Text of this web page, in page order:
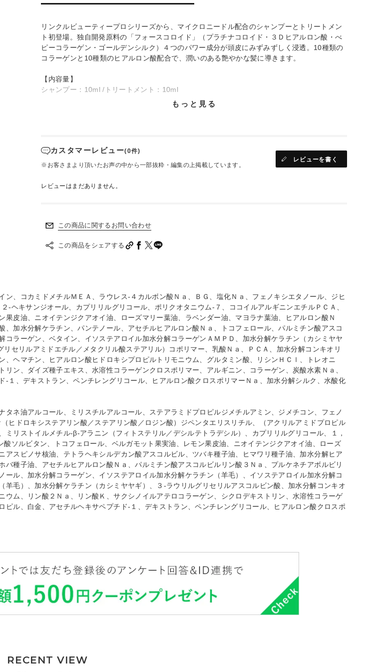
リンクルビューティープロシリーズから、マイクロニードル配合のシャンプーとトリートメン
ト初登場。独自開発原料の「フォースコロイド」（プラチナコロイド・３Ｄヒアルロン酸・べ
ピーコラーゲン・ゴールデンシルク）４つのパワー成分が頭皮にみずみずしく浸透。10種類の
コラーゲンと10種類のヒアルロン酸配合で、潤いのある艶やかな髪に導きます。
【内容量】
シャンプー：10ml /トリートメント：10ml
もっと見る
カスタマーレビュー(0件)
※お客さまより頂いたお声の中から一部抜粋・編集の上掲載しています。
レビューを書く
レビューはまだありません。
この商品に関するお問い合わせ
この商品をシェアする
、コカミドメチルＭＥＡ、ラウレス‐４カルボン酸Ｎａ、ＢＧ、塩化Ｎａ、フェノキシエタノール、ジヒ
‐ヘキサンジオール、カプリリルグリコール、ポリクオタニウム‐７、ココイルアルギニンエチルＰＣＡ、
皮油、ニオイテンジクアオイ油、ローズマリー葉油、ラベンダー油、マヨラナ葉油、ヒアルロン酸Ｎ
加水分解ケラチン、パンテノール、アセチルヒアルロン酸Ｎａ、トコフェロール、パルミチン酸アスコ
ラーゲン、ベタイン、イソステアロイル加水分解コラーゲンＡＭＰＤ、加水分解ケラチン（カシミヤヤ
セリルアミドエチル／メタクリル酸ステアリル）コポリマー、乳酸Ｎａ、ＰＣＡ、加水分解コンキオリ
ヘマチン、ヒアルロン酸ヒドロキシプロピルトリモニウム、グルタミン酸、リシンＨＣｌ、トレオニ
ン、ダイズ種子エキス、水溶性コラーゲンクロスポリマー、アルギニン、コラーゲン、炭酸水素Ｎａ、
１、デキストラン、ペンチレングリコール、ヒアルロン酸クロスポリマーＮａ、加水分解シルク、水酸化
ネ油アルコール、ミリスチルアルコール、ステアラミドプロピルジメチルアミン、ジメチコン、フェノ
ヒドロキシステアリン酸／ステアリン酸／ロジン酸）ジペンタエリスリチル、（アクリルアミドプロピル
リストイルメチル‐β‐アラニン（フィトステリル／デシルテトラデシル）、カプリリルグリコール、１，
ソルビタン、トコフェロール、ベルガモット果実油、レモン果皮油、ニオイテンジクアオイ油、ローズ
スピノサ核油、テトラヘキシルデカン酸アスコルビル、ツバキ種子油、ヒマワリ種子油、加水分解ヒア
種子油、アセチルヒアルロン酸Ｎａ、パルミチン酸アスコルビルリン酸３Ｎａ、プルケネチアボルビリ
ル、加水分解コラーゲン、イソステアロイル加水分解ケラチン（羊毛）、イソステアロイル加水分解コ
毛）、加水分解ケラチン（カシミヤヤギ）、３‐ラウリルグリセリルアスコルビン酸、加水分解コンキオ
ム、リン酸２Ｎａ、リン酸Ｋ、サクシノイルアテロコラーゲン、シクロデキストリン、水溶性コラーゲ
ル、白金、アセチルヘキサペプチド‐１、デキストラン、ペンチレングリコール、ヒアルロン酸クロスポ
RECENT VIEW